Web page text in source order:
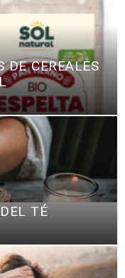
DE CEREALES
TÉ